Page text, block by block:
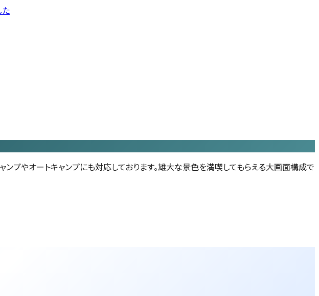
プやオートキャンプにも対応しております。雄大な景色を満喫してもらえる大画面構成で